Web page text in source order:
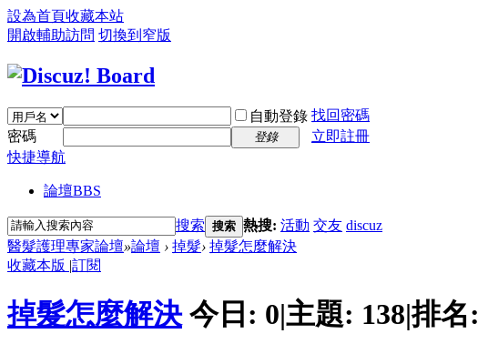
設為首頁收藏本站
開啟輔助訪問 切換到窄版
自動登錄 找回密碼
密碼
登錄
立即註冊
快捷導航
論壇BBS
搜索 搜索 熱搜: 活動 交友 discuz
醫髮護理專家論壇»論壇 › 掉髮› 掉髮怎麼解決
收藏本版 |訂閱
掉髮怎麼解決 今日: 0|主題: 138|排名: